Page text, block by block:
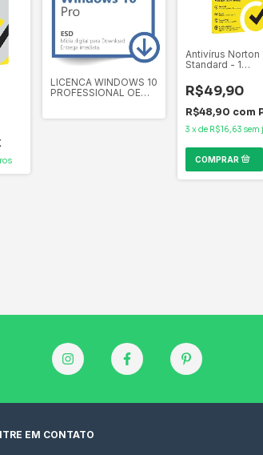
LICENCA WINDOWS 10
PROFESSIONAL OEM
Antivírus Norton
Standard - 1
Meses ESD -
21405595
R$49,90
R$48,90 com
3 x de R$16,63 sem
EM CONTATO